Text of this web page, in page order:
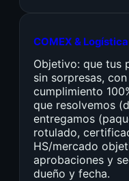
COMEX &
Objetivo: que tus
sin sorpresas,
cumplimiento
que resolvemos
entregamos
rotulado,
HS/mercado
aprobaciones y
dueño y fecha.